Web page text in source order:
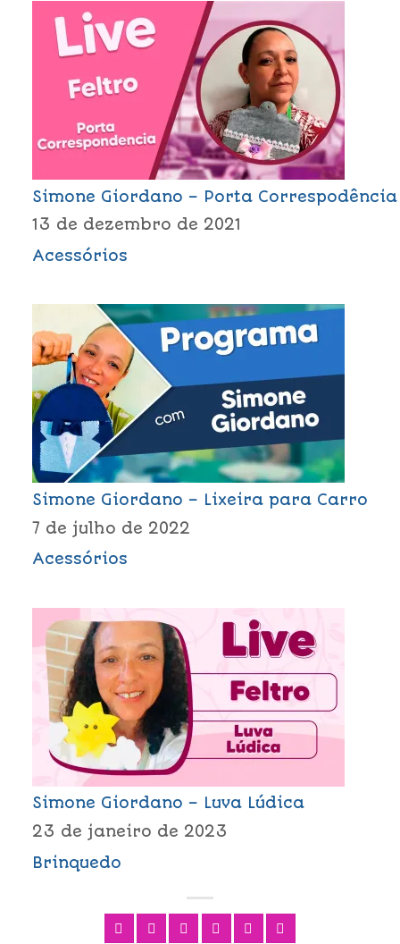
Simone Giordano – Porta Correspodência
13 de dezembro de 2021
Acessórios
Simone Giordano – Lixeira para Carro
7 de julho de 2022
Acessórios
Simone Giordano – Luva Lúdica
23 de janeiro de 2023
Brinquedo